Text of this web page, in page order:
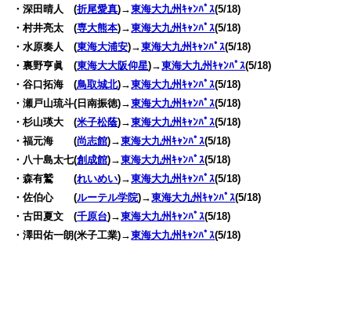
・深田晴人 (折尾愛真)→東海大九州ｷｬﾝﾊﾟｽ(5/18)
・村井亮太 (専大熊本)→東海大九州ｷｬﾝﾊﾟｽ(5/18)
・水原奏人 (東海大浦安)→東海大九州ｷｬﾝﾊﾟｽ(5/18)
・裏野亨眞 (東海大大阪仰星)→東海大九州ｷｬﾝﾊﾟｽ(5/18)
・谷口拓海 (鳥取城北)→東海大九州ｷｬﾝﾊﾟｽ(5/18)
・瀬戸山琉斗(日南振徳)→東海大九州ｷｬﾝﾊﾟｽ(5/18)
・杉山瑛大 (米子松蔭)→東海大九州ｷｬﾝﾊﾟｽ(5/18)
・福元海 (尚志館)→東海大九州ｷｬﾝﾊﾟｽ(5/18)
・八十島太七(創成館)→東海大九州ｷｬﾝﾊﾟｽ(5/18)
・森有鷲 (れいめい)→東海大九州ｷｬﾝﾊﾟｽ(5/18)
・佐伯心 (ルーテル学院)→東海大九州ｷｬﾝﾊﾟｽ(5/18)
・古田夏文 (千原台)→東海大九州ｷｬﾝﾊﾟｽ(5/18)
・澤田佑一朗(米子工業)→東海大九州ｷｬﾝﾊﾟｽ(5/18)